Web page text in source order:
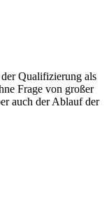
Qualifizierung als
Frage von großer
auch der Ablauf der